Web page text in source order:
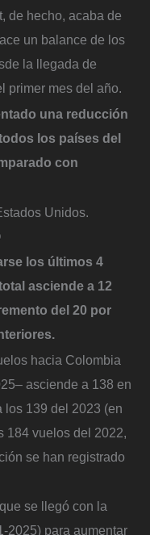
de hecho, acaba de
un balance de los
la llegada de
primer mes del año.
una reducción
los países del
con
Unidos.
los últimos 4
asciende a 12
del 20 por
hacia Colombia
asciende a 138 en
los 139 del 2023 (en
184 vuelos del 2022,
se han registrado
se llegó con la
2025) para aumentar